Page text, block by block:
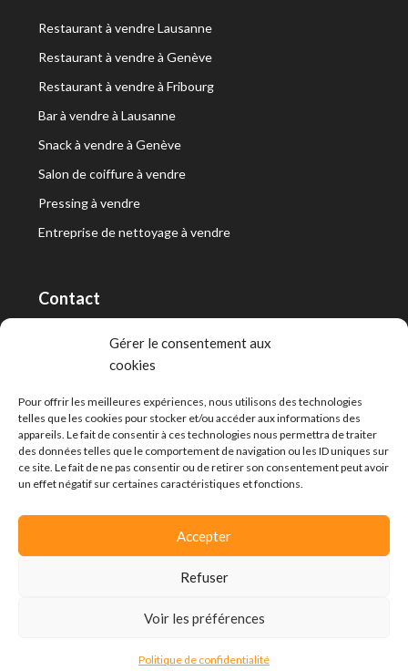
Gérer le consentement aux
cookies
Pour offrir les meilleures expériences, nous utilisons des technologies
telles que les cookies pour stocker et/ou accéder aux informations des
appareils. Le fait de consentir à ces technologies nous permettra de traiter
des données telles que le comportement de navigation ou les ID uniques sur
ce site. Le fait de ne pas consentir ou de retirer son consentement peut avoir
un effet négatif sur certaines caractéristiques et fonctions.
Accepter
Refuser
Voir les préférences
Politique de confidentialité
Restaurant à vendre Lausanne
Restaurant à vendre à Genève
Restaurant à vendre à Fribourg
Bar à vendre à Lausanne
Snack à vendre à Genève
Salon de coiffure à vendre
Pressing à vendre
Entreprise de nettoyage à vendre
Contact
RT Capital First SA/Ltd
info@capitalfirst.ch